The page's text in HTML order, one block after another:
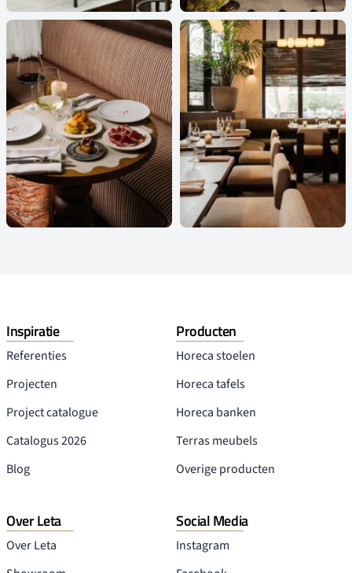
Inspiratie
Referenties
Projecten
Project catalogue
Catalogus 2026
Blog
Producten
Horeca stoelen
Horeca tafels
Horeca banken
Terras meubels
Overige producten
Over Leta
Over Leta
Social Media
Instagram